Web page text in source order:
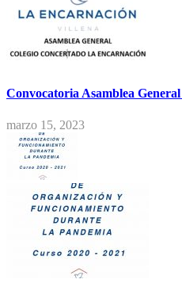
Convocatoria Asamblea
marzo 15, 2023